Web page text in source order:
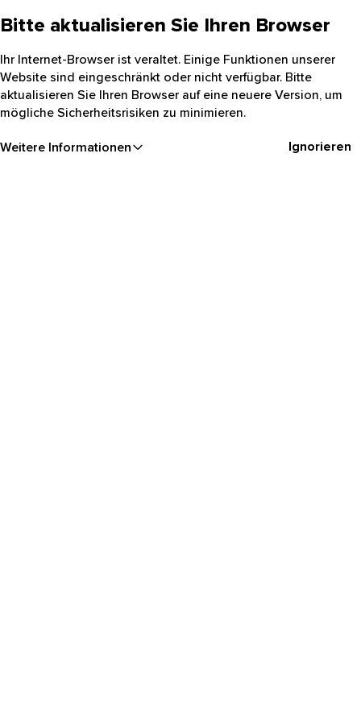
Bitte aktualisieren Sie Ihren Browser
Ihr Internet-Browser ist veraltet. Einige Funktionen unserer
Website sind eingeschränkt oder nicht verfügbar. Bitte
aktualisieren Sie Ihren Browser auf eine neuere Version, um
mögliche Sicherheitsrisiken zu minimieren.
Weitere Informationen Ignorieren